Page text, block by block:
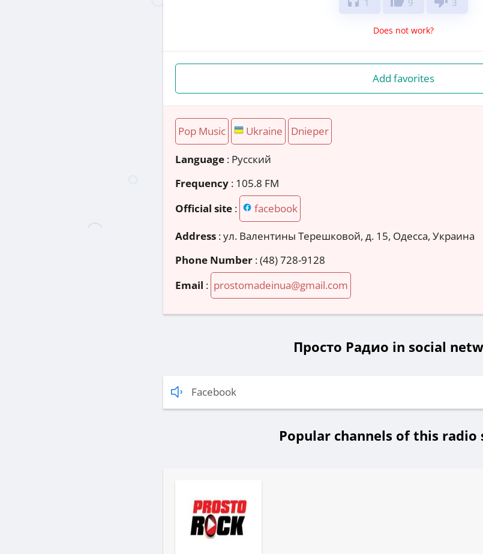
Does not work?
Add favorites
Pop Music Ukraine Dnieper
Language : Русский
Frequency : 105.8 FM
Official site : facebook
Address :ул. Валентины Терешковой, д. 15, Одесса, Украина
Phone Number :(48) 728-9128
Email : prostomadeinua@gmail.com
Просто Радио in social
Facebook
Popular channels of this